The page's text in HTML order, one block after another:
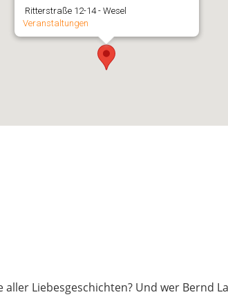
Ritterstraße 12-14 - Wesel
Veranstaltungen
Liebesgeschichten? Und wer Bernd